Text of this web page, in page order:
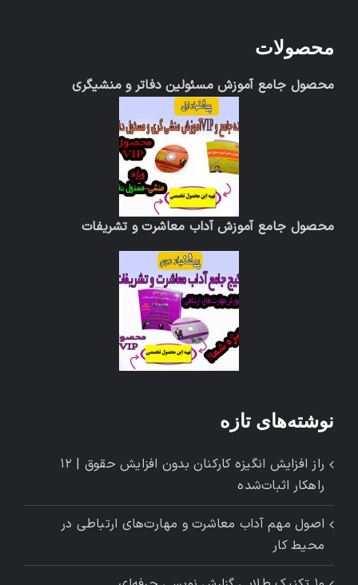
محصولات
محصول جامع آموزش مسئولین دفاتر و منشیگری
محصول جامع آموزش آداب معاشرت و تشریفات
نوشته‌های تازه
راز افزایش انگیزه کارکنان بدون افزایش حقوق | ۱۲
راهکار اثبات‌شده
اصول مهم آداب معاشرت و مهارت‌های ارتباطی در
محیط کار